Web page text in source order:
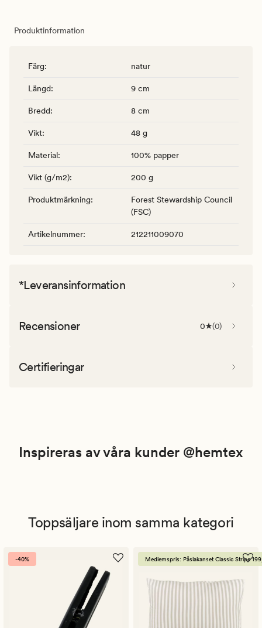
Produktinformation
Färg: natur
Längd: 9 cm
Bredd: 8 cm
Vikt: 48 g
Material: 100% papper
Vikt (g/m2): 200 g
Produktmärkning:
Forest Stewardship Council
(FSC)
Artikelnummer: 212211009070
*Leveransinformation
Recensioner 0 (0)
Certifieringar
Inspireras av våra kunder @hemtex
Toppsäljare inom samma kategori
-40% Medlemspris: Påslakanset Classic Stripe